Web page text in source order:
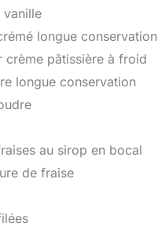
vanille
longue conservation
crème pâtissière à froid
longue conservation
au sirop en bocal
de fraise